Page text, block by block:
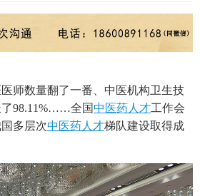
师数量翻了一番、中医机构卫生技
了98.11%……全国中医药人才工作会
多层次中医药人才梯队建设取得成